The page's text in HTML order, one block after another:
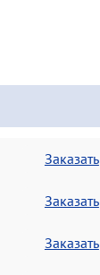
Заказать
Заказать
Заказать